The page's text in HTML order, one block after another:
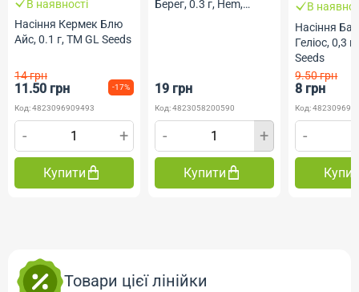
В наявності
Насіння Кермек Блю
Айс, 0.1 г, ТМ GL Seeds
14 грн
11.50 грн -17%
Код: 4823096909493
- +
Купити
Берег, 0.3 г, Hem,
19 грн
Код: 4823058200590
- +
Купити
В
Насіння
Геліос, 0,3
Seeds
9.50 грн
8 грн
Код:
-
Товари цієї лінійки